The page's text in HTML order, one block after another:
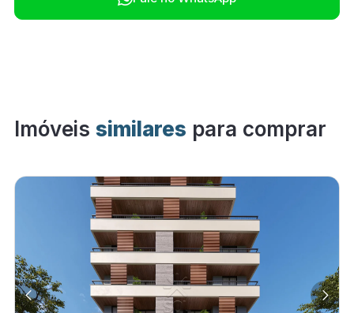
Imóveis similares para comprar